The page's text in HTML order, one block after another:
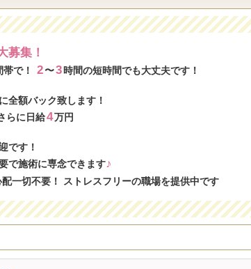
募集！
で！ 2〜3時間の短時間でも大丈夫です！
全額バック致します！
らに日給4万円
です！
で施術に専念できます♪
一切不要！ ストレスフリーの職場を提供中です